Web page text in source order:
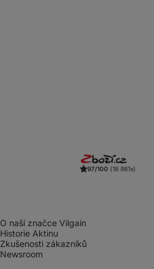
97/100 (16 981x)
O naší značce Vilgain
Historie Aktinu
Zkušenosti zákazníků
Newsroom